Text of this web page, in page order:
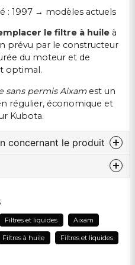
: 1997 → modèles actuels
le filtre à huile à
prévu par le constructeur
du moteur et de
optimal.
sans permis Aixamest un
régulier, économique et
Kubota.
concernant le produit
au sujet de ce produit...
Filtres et liquides Aixam
Filtres à huile Filtres et liquides